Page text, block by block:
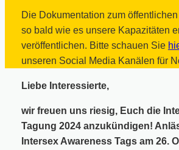
Die Dokumentation zum
so bald wie es unsere Kapazitäten
veröffentlichen. Bitte schauen Sie
unseren Social Media Kanälen für
Liebe Interessierte,
wir freuen uns riesig, Euch die
Tagung 2024 anzukündigen!
Intersex Awareness Tags am 26.